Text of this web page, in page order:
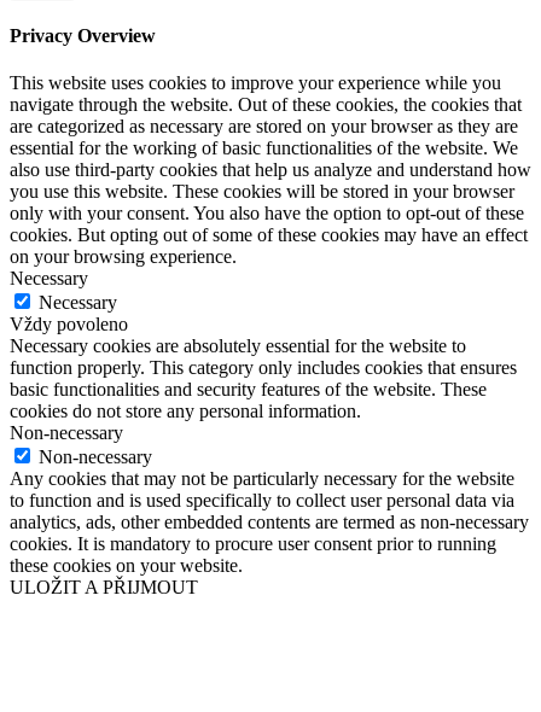
Privacy Overview
This website uses cookies to improve your experience while you
navigate through the website. Out of these cookies, the cookies that
are categorized as necessary are stored on your browser as they are
essential for the working of basic functionalities of the website. We
also use third-party cookies that help us analyze and understand how
you use this website. These cookies will be stored in your browser
only with your consent. You also have the option to opt-out of these
cookies. But opting out of some of these cookies may have an effect
on your browsing experience.
Necessary
Necessary
Vždy povoleno
Necessary cookies are absolutely essential for the website to
function properly. This category only includes cookies that ensures
basic functionalities and security features of the website. These
cookies do not store any personal information.
Non-necessary
Non-necessary
Any cookies that may not be particularly necessary for the website
to function and is used specifically to collect user personal data via
analytics, ads, other embedded contents are termed as non-necessary
cookies. It is mandatory to procure user consent prior to running
these cookies on your website.
ULOŽIT A PŘIJMOUT